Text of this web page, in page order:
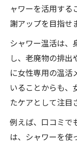
ャワーを活用する
謝アップを目指せ
シャワー温活は、
し、老廃物の排出
に女性専用の温活
いることからも、
たケアとして注目
例えば、口コミで
は、シャワーを使